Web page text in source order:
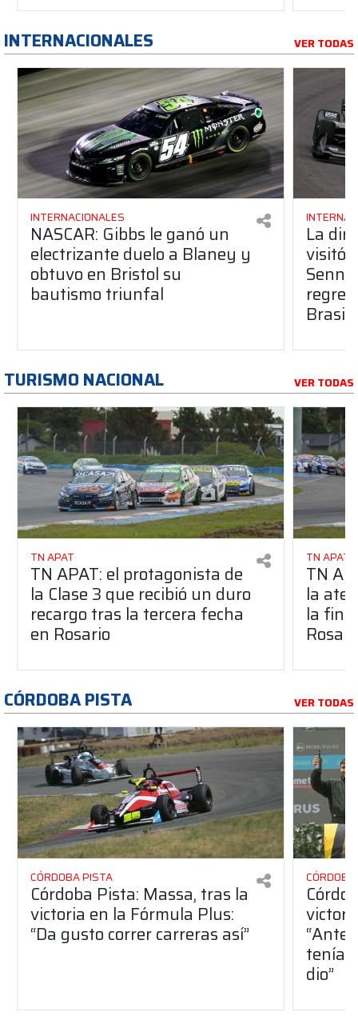
INTERNACIONALES VER TODAS
INTERNACIONALES
NASCAR: Gibbs le ganó un
electrizante duelo a Blaney y
obtuvo en Bristol su
bautismo triunfal
La
visitó
Brasil
TURISMO NACIONAL VER TODAS
TN APAT
TN APAT: el protagonista de
la Clase 3 que recibió un duro
recargo tras la tercera fecha
en Rosario
TN APAT
TN
la
la
CÓRDOBA PISTA VER TODAS
CÓRDOBA PISTA
Córdoba Pista: Massa, tras la
victoria en la Fórmula Plus:
“Da gusto correr carreras así”
dio”